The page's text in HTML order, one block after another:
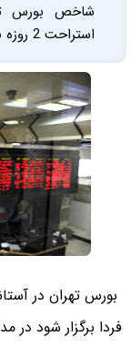
شاخص بورس
استراحت 2 روزه برگشت و وارد مدار صعودی شد.
بورس تهران در